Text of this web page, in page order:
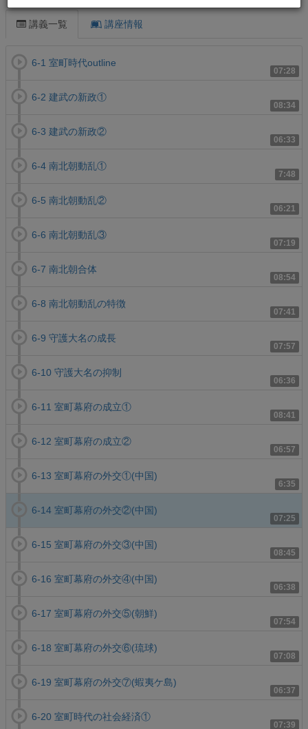
講義一覧 講座情報
07:28
6-1 室町時代outline
08:34
6-2 建武の新政①
06:33
6-3 建武の新政②
7:48
6-4 南北朝動乱①
06:21
6-5 南北朝動乱②
07:19
6-6 南北朝動乱③
08:54
6-7 南北朝合体
07:41
6-8 南北朝動乱の特徴
07:57
6-9 守護大名の成長
06:36
6-10 守護大名の抑制
08:41
6-11 室町幕府の成立①
06:57
6-12 室町幕府の成立②
6:35
6-13 室町幕府の外交①(中国)
07:25
6-14 室町幕府の外交②(中国)
08:45
6-15 室町幕府の外交③(中国)
06:38
6-16 室町幕府の外交④(中国)
07:54
6-17 室町幕府の外交⑤(朝鮮)
07:08
6-18 室町幕府の外交⑥(琉球)
06:37
6-19 室町幕府の外交⑦(蝦夷ケ島)
07:39
6-20 室町時代の社会経済①